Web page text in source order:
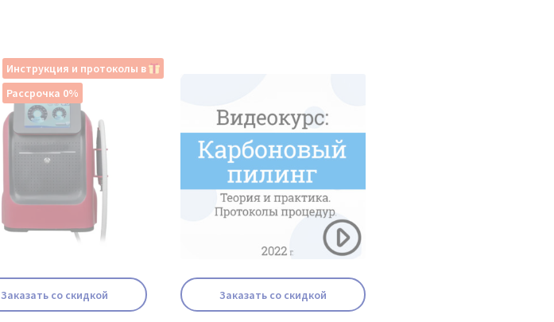
Заказать со скидкой
Инструкция и протоколы в
Рассрочка 0%
Заказать со скидкой